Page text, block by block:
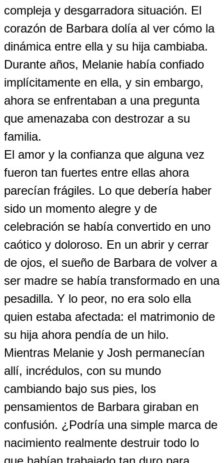
compleja y desgarradora situación. El
corazón de Barbara dolía al ver cómo la
dinámica entre ella y su hija cambiaba.
Durante años, Melanie había confiado
implícitamente en ella, y sin embargo,
ahora se enfrentaban a una pregunta
que amenazaba con destrozar a su
familia.
El amor y la confianza que alguna vez
fueron tan fuertes entre ellas ahora
parecían frágiles. Lo que debería haber
sido un momento alegre y de
celebración se había convertido en uno
caótico y doloroso. En un abrir y cerrar
de ojos, el sueño de Barbara de volver a
ser madre se había transformado en una
pesadilla. Y lo peor, no era solo ella
quien estaba afectada: el matrimonio de
su hija ahora pendía de un hilo.
Mientras Melanie y Josh permanecían
allí, incrédulos, con su mundo
cambiando bajo sus pies, los
pensamientos de Barbara giraban en
confusión. ¿Podría una simple marca de
nacimiento realmente destruir todo lo